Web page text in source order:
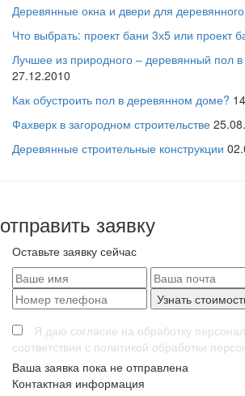
Деревянные окна и двери для
Что выбрать: проект бани 3х5 или проект
Лучшее из природного – деревянный пол
27.12.2010
Как обустроить пол в деревянном доме?
Фахверк в загородном строительстве
Деревянные строительные конструкции
отправить заявку
Оставьте заявку сейчас
Я даю согласие на обработку
соответствии с политикой обработки
Ваша заявка пока не отправлена
Контактная информация